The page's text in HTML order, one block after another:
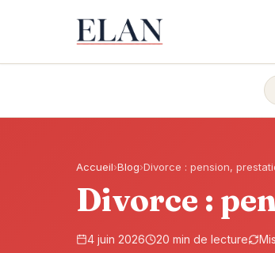
Accueil›Blog›Divorce : pension,
Divorce :
4 juin 2026 20 min de lecture